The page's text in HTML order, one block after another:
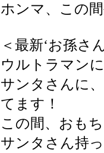
ホンマ、この
＜最新‘お孫さ
ウルトラマン
サンタさんに
てます！
この間、おも
サンタさん持